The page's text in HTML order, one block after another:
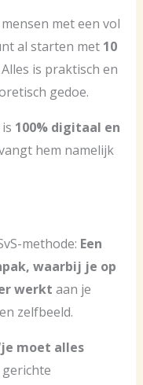
met een vol
al starten met 10
Alles is praktisch en
gedoe.
100% digitaal en
hem namelijk
methode: Een
waarbij je op
werkt aan je
zelfbeeld.
moet alles